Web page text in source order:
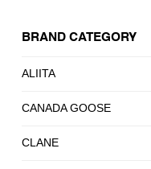
BRAND CATEGORY
ALIITA
CANADA GOOSE
CLANE